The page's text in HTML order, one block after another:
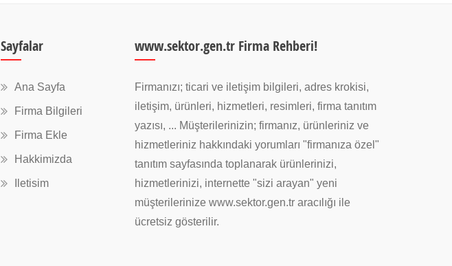
Sayfalar
Ana Sayfa
Firma Bilgileri
Firma Ekle
Hakkimizda
Iletisim
www.sektor.gen.tr Firma Rehberi!
Firmanızı; ticari ve iletişim bilgileri, adres krokisi,
iletişim, ürünleri, hizmetleri, resimleri, firma tanıtım
yazısı, ... Müşterilerinizin; firmanız, ürünleriniz ve
hizmetleriniz hakkındaki yorumları "firmanıza özel"
tanıtım sayfasında toplanarak ürünlerinizi,
hizmetlerinizi, internette "sizi arayan" yeni
müşterilerinize www.sektor.gen.tr aracılığı ile
ücretsiz gösterilir.